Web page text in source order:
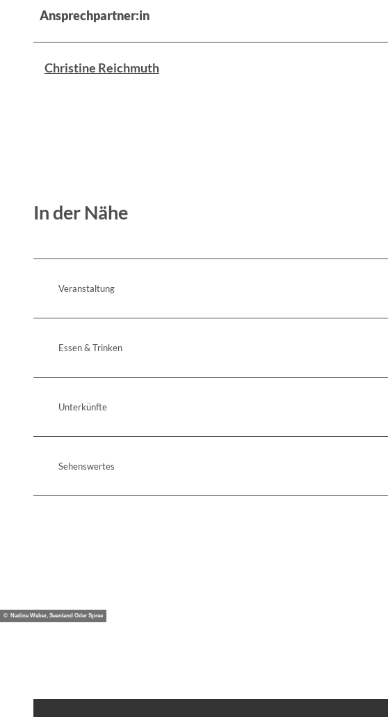
Ansprechpartner:in
Christine Reichmuth
In der Nähe
Veranstaltung
Essen & Trinken
Unterkünfte
Sehenswertes
© Nadine Weber, Seenland Oder Spree